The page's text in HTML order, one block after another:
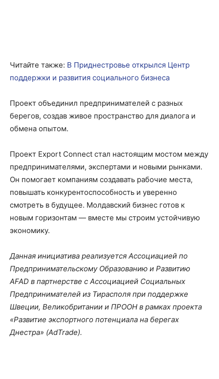
Читайте также: В Приднестровье открылся Центр
поддержки и развития социального бизнеса
Проект объединил предпринимателей с разных
берегов, создав живое пространство для диалога и
обмена опытом.
Проект Export Connect стал настоящим мостом между
предпринимателями, экспертами и новыми рынками.
Он помогает компаниям создавать рабочие места,
повышать конкурентоспособность и уверенно
смотреть в будущее. Молдавский бизнес готов к
новым горизонтам — вместе мы строим устойчивую
экономику.
Данная инициатива реализуется Ассоциацией по
Предпринимательскому Образованию и Развитию
AFAD в партнерстве с Ассоциацией Социальных
Предпринимателей из Тирасполя при поддержке
Швеции, Великобритании и ПРООН в рамках проекта
«Развитие экспортного потенциала на берегах
Днестра» (AdTrade).